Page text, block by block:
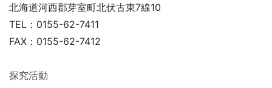
北海道河西郡芽室町北伏古東7線10
TEL：0155-62-7411
FAX：0155-62-7412
探究活動